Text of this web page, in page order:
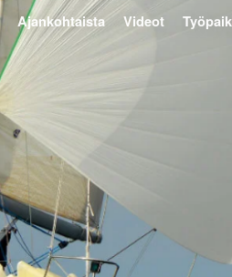
Ajankohtaista Videot